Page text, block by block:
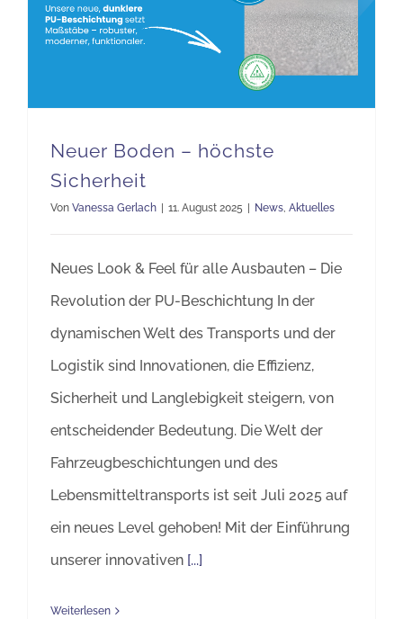
Neuer Boden – höchste
Sicherheit
Von Vanessa Gerlach 11. August 2025 News, Aktuelles
Neues Look & Feel für alle Ausbauten – Die
Revolution der PU-Beschichtung In der
dynamischen Welt des Transports und der
Logistik sind Innovationen, die Effizienz,
Sicherheit und Langlebigkeit steigern, von
entscheidender Bedeutung. Die Welt der
Fahrzeugbeschichtungen und des
Lebensmitteltransports ist seit Juli 2025 auf
ein neues Level gehoben! Mit der Einführung
unserer innovativen [...]
Weiterlesen